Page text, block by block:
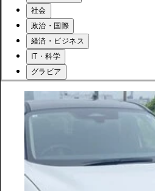
社会
政治・国際
経済・ビジネス
IT・科学
グラビア